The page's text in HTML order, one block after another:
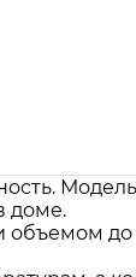
доме.
до